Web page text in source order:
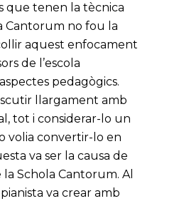
que tenen la tècnica
Cantorum no fou la
aquest enfocament
de l’escola
pedagògics.
llargament amb
tot i considerar-lo un
volia convertir-lo en
va ser la causa de
la Schola Cantorum. Al
va crear amb